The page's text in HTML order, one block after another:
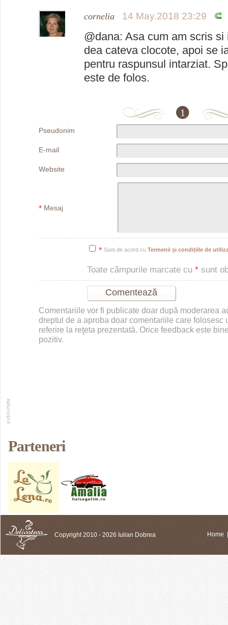
cornelia 14 May.2018 23:29
@dana: Asa cum am scris
dea cateva clocote, apoi se
pentru raspunsul intarziat.
este de folos.
1
Pseudonim
E-mail
Website
* Mesaj
* Sunt de acord cu Termenii și condițiile de
Toate câmpurile marcate cu * sunt
Comentariile vor fi publicate doar după moderarea
dreptul de a aproba doar comentariile care folosesc
referire la reţeta prezentată. Orice feedback este
pozitiv.
Parteneri
Copyright 2010 - 2026 Iulian Dobrea Home